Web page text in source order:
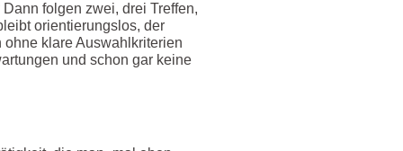
folgen zwei, drei Treffen,
orientierungslos, der
klare Auswahlkriterien
und schon gar keine